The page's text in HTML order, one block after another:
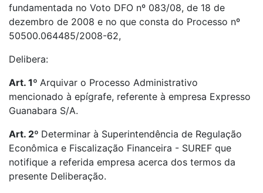
fundamentada no Voto DFO nº 083/08, de 18 de
dezembro de 2008 e no que consta do Processo nº
50500.064485/2008-62,
Delibera:
Art. 1º Arquivar o Processo Administrativo
mencionado à epígrafe, referente à empresa Expresso
Guanabara S/A.
Art. 2º Determinar à Superintendência de Regulação
Econômica e Fiscalização Financeira - SUREF que
notifique a referida empresa acerca dos termos da
presente Deliberação.